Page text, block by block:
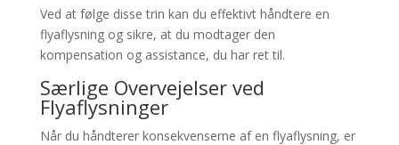
Ved at følge disse trin kan du effektivt håndtere en
flyaflysning og sikre, at du modtager den
kompensation og assistance, du har ret til.
Særlige Overvejelser ved
Flyaflysninger
Når du håndterer konsekvenserne af en flyaflysning, er